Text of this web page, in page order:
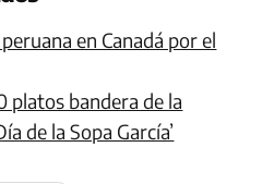
en Canadá por el
platos bandera de la
de la Sopa García’